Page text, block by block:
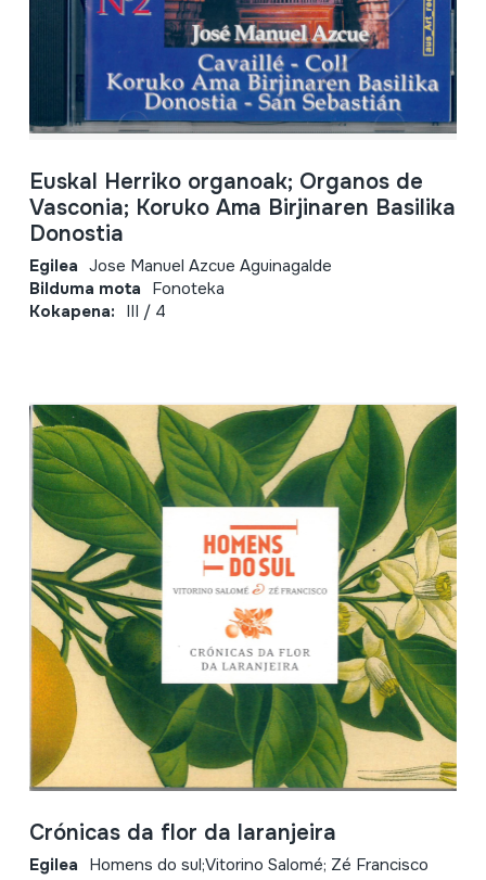
Euskal Herriko organoak; Organos de
Vasconia; Koruko Ama Birjinaren Basilika
Donostia
Egilea Jose Manuel Azcue Aguinagalde
Bilduma mota Fonoteka
Kokapena: III / 4
Crónicas da flor da laranjeira
Egilea Homens do sul;Vitorino Salomé; Zé Francisco